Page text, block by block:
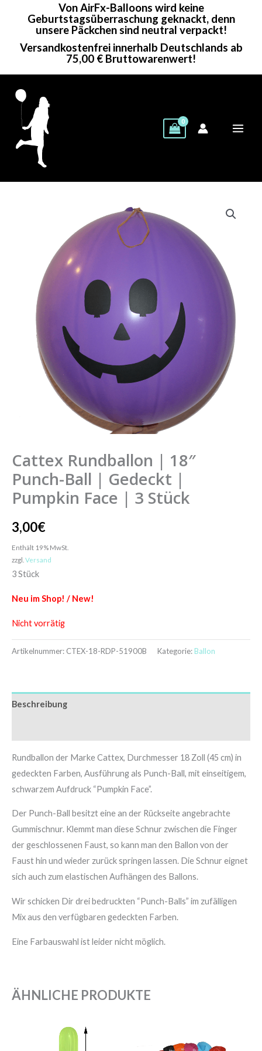
Von AirFx-Balloons wird keine
Geburtstagsüberraschung geknackt, denn
unsere Päckchen sind neutral verpackt!
Versandkostenfrei innerhalb Deutschlands ab
75,00 € Bruttowarenwert!
Cattex Rundballon | 18″
Punch-Ball | Gedeckt |
Pumpkin Face | 3 Stück
3,00€
Enthält 19% MwSt.
zzgl. Versand
3 Stück
Neu im Shop! / New!
Nicht vorrätig
Artikelnummer: CTEX-18-RDP-51900B Kategorie: Ballon
Beschreibung
Rundballon der Marke Cattex, Durchmesser 18 Zoll (45 cm) in
gedeckten Farben, Ausführung als Punch-Ball, mit einseitigem,
schwarzem Aufdruck “Pumpkin Face”.
Der Punch-Ball besitzt eine an der Rückseite angebrachte
Gummischnur. Klemmt man diese Schnur zwischen die Finger
der geschlossenen Faust, so kann man den Ballon von der
Faust hin und wieder zurück springen lassen. Die Schnur eignet
sich auch zum elastischen Aufhängen des Ballons.
Wir schicken Dir drei bedruckten “Punch-Balls” im zufälligen
Mix aus den verfügbaren gedeckten Farben.
Eine Farbauswahl ist leider nicht möglich.
ÄHNLICHE PRODUKTE